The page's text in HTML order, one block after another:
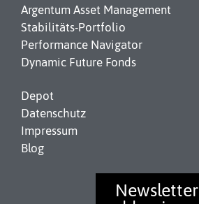
Argentum Asset Management
Stabilitäts-Portfolio
Performance Navigator
Dynamic Future Fonds
Depot
Datenschutz
Impressum
Blog
Newsletter